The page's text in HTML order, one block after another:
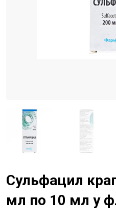
Сульфацил
мл по 10 мл у